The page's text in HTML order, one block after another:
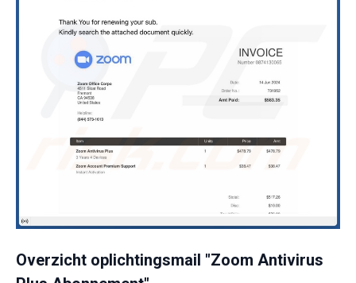
Overzicht oplichtingsmail "Zoom Antivirus